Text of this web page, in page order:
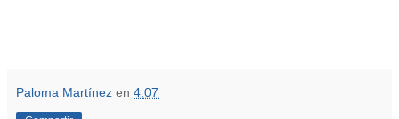
Paloma Martínez en 4:07